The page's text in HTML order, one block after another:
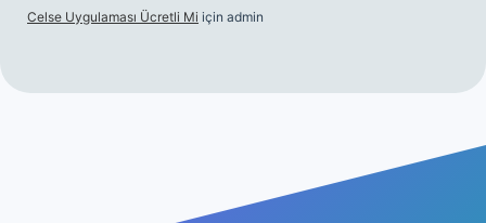
Celse Uygulaması Ücretli Mi için admin